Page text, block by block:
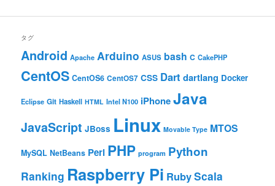
タグ
Android Apache Arduino ASUS bash C CakePHP
CentOS CentOS6 CentOS7 CSS Dart dartlang Docker
Eclipse Git Haskell HTML Intel N100 iPhoneJava
JavaScript JBoss Linux Movable Type MTOS
MySQL NetBeans Perl PHP program Python
Ranking Raspberry Pi RubyScala